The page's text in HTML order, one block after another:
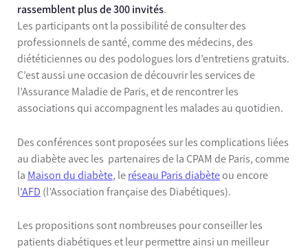
rassemblent plus de 300 invités.
Les participants ont la possibilité de consulter des
professionnels de santé, comme des médecins, des
diététiciennes ou des podologues lors d’entretiens gratuits.
C’est aussi une occasion de découvrir les services de
l’Assurance Maladie de Paris, et de rencontrer les
associations qui accompagnent les malades au quotidien.
Des conférences sont proposées sur les complications liées
au diabète avec les partenaires de la CPAM de Paris, comme
la Maison du diabète, le réseau Paris diabèteou encore
l’AFD (l’Association française des Diabétiques).
Les propositions sont nombreuses pour conseiller les
patients diabétiques et leur permettre ainsi un meilleur